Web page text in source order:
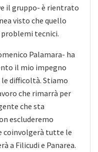
il gruppo- è rientrato
visto che quello
tecnici.
Palamara- ha
il mio impegno
difficoltà. Stiamo
che rimarrà per
che sta
escluderemo
coinvolgerà tutte le
a Filicudi e Panarea.